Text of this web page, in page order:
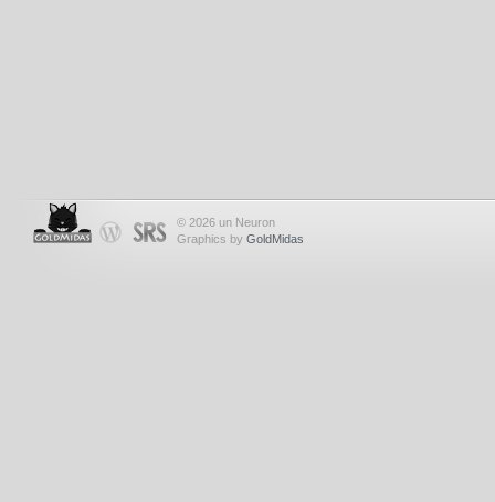
© 2026 un Neuron
Graphics by GoldMidas